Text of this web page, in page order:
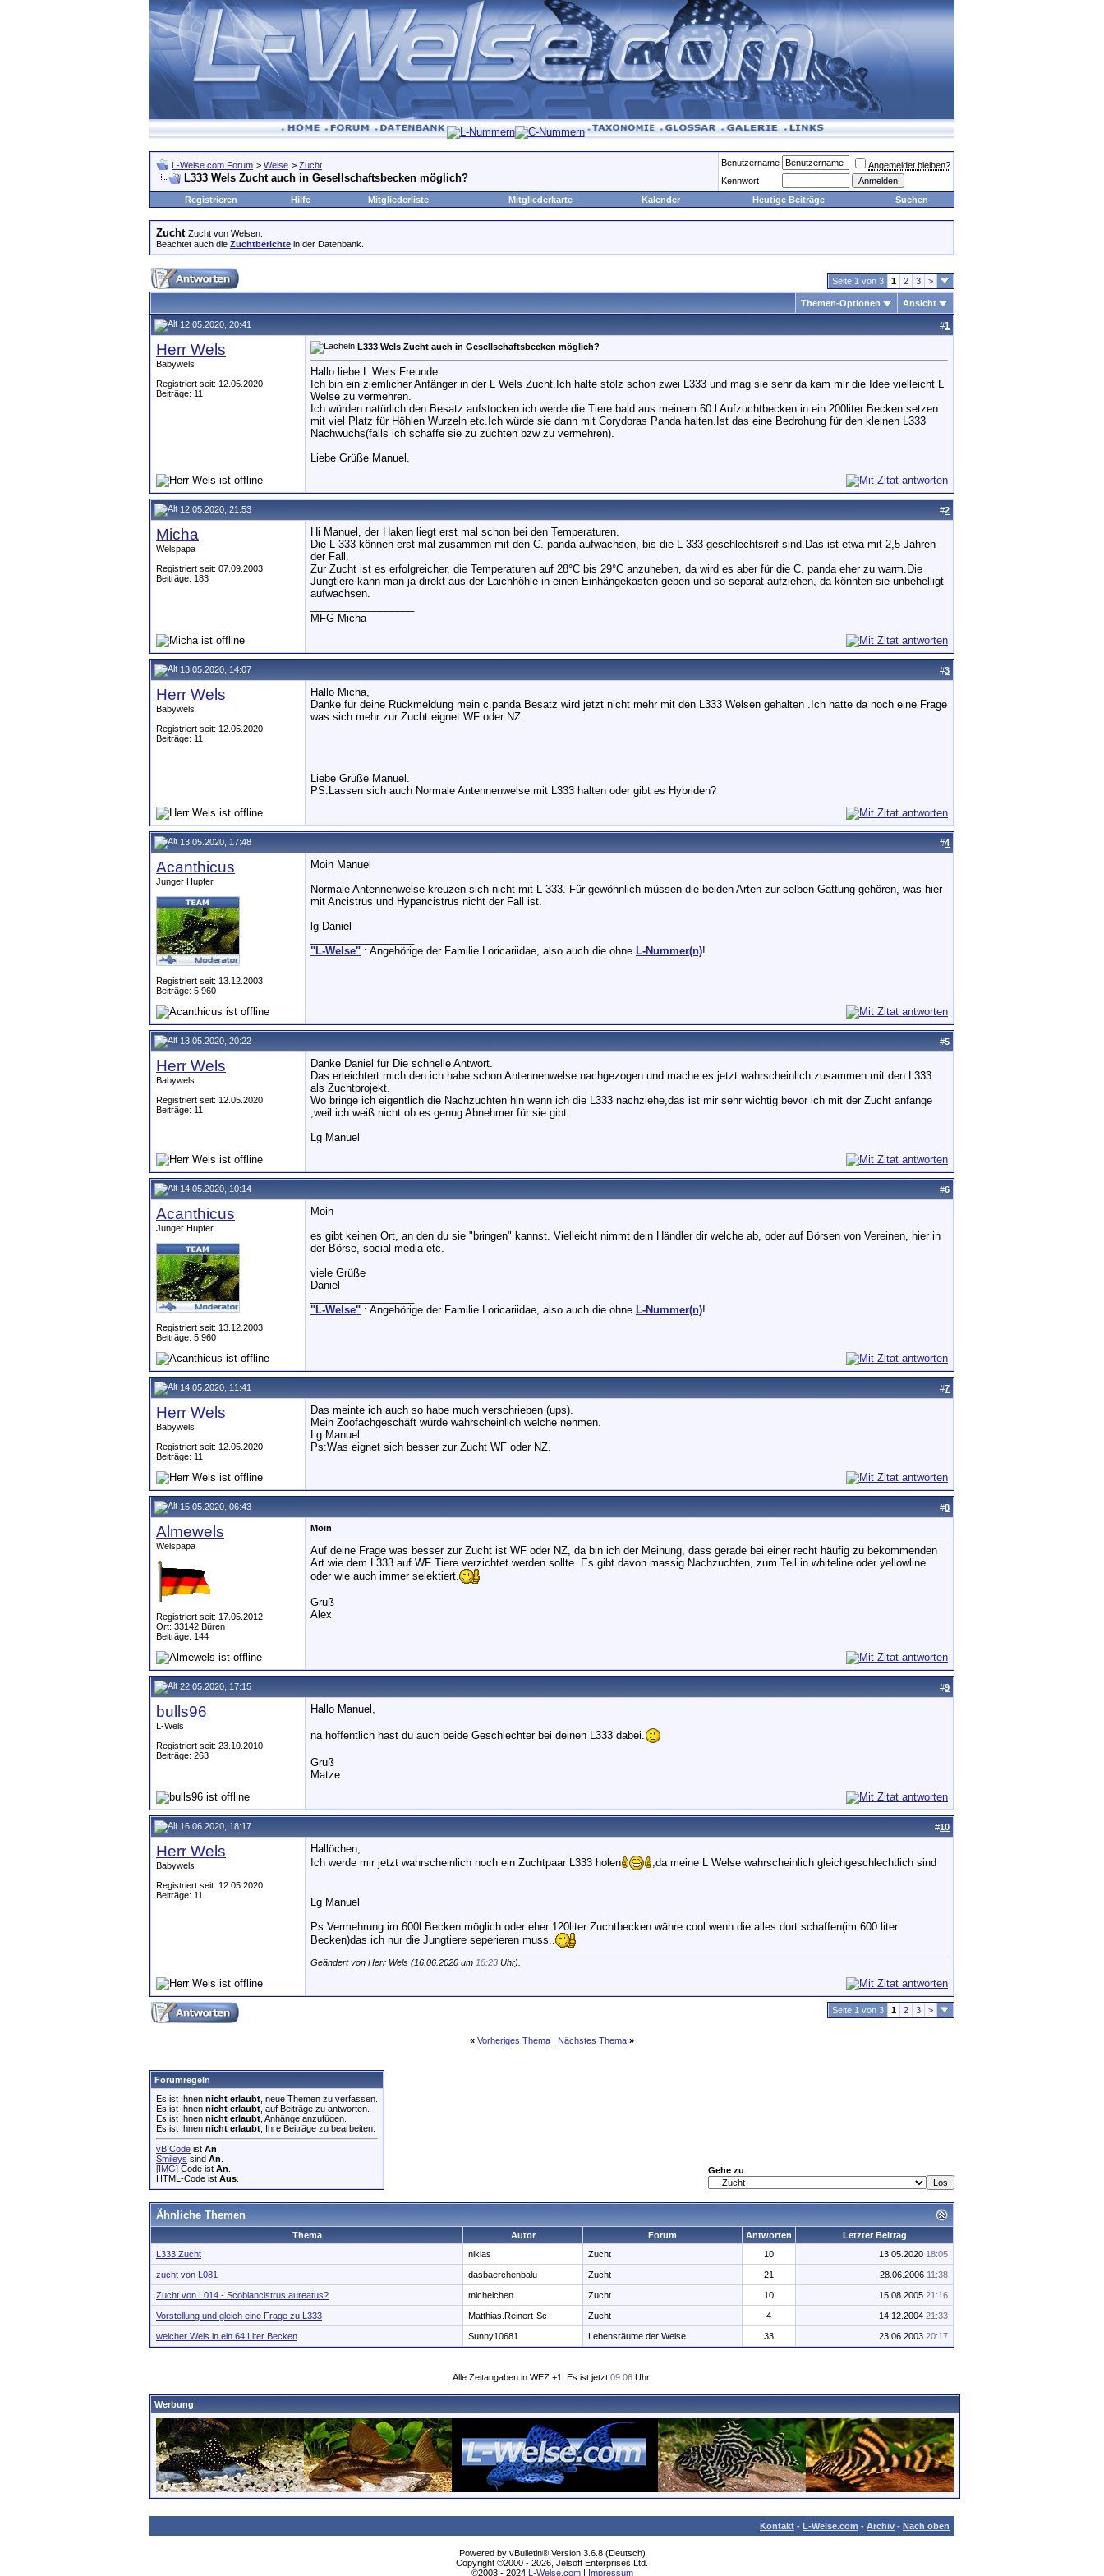
L-Welse.com Forum > Welse > Zucht
L333 Wels Zucht auch in Gesellschaftsbecken möglich?
Benutzername
Angemeldet bleiben?
Kennwort
Registrieren
Hilfe Mitgliederliste Mitgliederkarte Kalender Heutige Beiträge Suchen
Zucht Zucht von Welsen.
Beachtet auch die Zuchtberichte in der Datenbank.
Seite 1 von 3 1 2 3 >
Themen-Optionen Ansicht
12.05.2020, 20:41 #1
Herr Wels
Babywels
Registriert seit: 12.05.2020
Beiträge: 11
L333 Wels Zucht auch in Gesellschaftsbecken möglich?
Hallo liebe L Wels Freunde
Ich bin ein ziemlicher Anfänger in der L Wels Zucht.Ich halte stolz schon zwei L333 und mag sie sehr da kam mir die Idee vielleicht L
Welse zu vermehren.
Ich würden natürlich den Besatz aufstocken ich werde die Tiere bald aus meinem 60 l Aufzuchtbecken in ein 200liter Becken setzen
mit viel Platz für Höhlen Wurzeln etc.Ich würde sie dann mit Corydoras Panda halten.Ist das eine Bedrohung für den kleinen L333
Nachwuchs(falls ich schaffe sie zu züchten bzw zu vermehren).
Liebe Grüße Manuel.
12.05.2020, 21:53 #2
Micha
Welspapa
Registriert seit: 07.09.2003
Beiträge: 183
Hi Manuel, der Haken liegt erst mal schon bei den Temperaturen.
Die L 333 können erst mal zusammen mit den C. panda aufwachsen, bis die L 333 geschlechtsreif sind.Das ist etwa mit 2,5 Jahren
der Fall.
Zur Zucht ist es erfolgreicher, die Temperaturen auf 28°C bis 29°C anzuheben, da wird es aber für die C. panda eher zu warm.Die
Jungtiere kann man ja direkt aus der Laichhöhle in einen Einhängekasten geben und so separat aufziehen, da könnten sie unbehelligt
aufwachsen.
MFG Micha
13.05.2020, 14:07 #3
Herr Wels
Babywels
Registriert seit: 12.05.2020
Beiträge: 11
Hallo Micha,
Danke für deine Rückmeldung mein c.panda Besatz wird jetzt nicht mehr mit den L333 Welsen gehalten .Ich hätte da noch eine Frage
was sich mehr zur Zucht eignet WF oder NZ.
Liebe Grüße Manuel.
PS:Lassen sich auch Normale Antennenwelse mit L333 halten oder gibt es Hybriden?
13.05.2020, 17:48 #4
Acanthicus
Junger Hupfer
Registriert seit: 13.12.2003
Beiträge: 5.960
Moin Manuel
Normale Antennenwelse kreuzen sich nicht mit L 333. Für gewöhnlich müssen die beiden Arten zur selben Gattung gehören, was hier
mit Ancistrus und Hypancistrus nicht der Fall ist.
lg Daniel
"L-Welse" : Angehörige der Familie Loricariidae, also auch die ohne L-Nummer(n)!
13.05.2020, 20:22 #5
Herr Wels
Babywels
Registriert seit: 12.05.2020
Beiträge: 11
Danke Daniel für Die schnelle Antwort.
Das erleichtert mich den ich habe schon Antennenwelse nachgezogen und mache es jetzt wahrscheinlich zusammen mit den L333
als Zuchtprojekt.
Wo bringe ich eigentlich die Nachzuchten hin wenn ich die L333 nachziehe,das ist mir sehr wichtig bevor ich mit der Zucht anfange
,weil ich weiß nicht ob es genug Abnehmer für sie gibt.
Lg Manuel
14.05.2020, 10:14 #6
Acanthicus
Junger Hupfer
Registriert seit: 13.12.2003
Beiträge: 5.960
Moin
es gibt keinen Ort, an den du sie "bringen" kannst. Vielleicht nimmt dein Händler dir welche ab, oder auf Börsen von Vereinen, hier in
der Börse, social media etc.
viele Grüße
Daniel
"L-Welse" : Angehörige der Familie Loricariidae, also auch die ohne L-Nummer(n)!
14.05.2020, 11:41 #7
Herr Wels
Babywels
Registriert seit: 12.05.2020
Beiträge: 11
Das meinte ich auch so habe much verschrieben (ups).
Mein Zoofachgeschäft würde wahrscheinlich welche nehmen.
Lg Manuel
Ps:Was eignet sich besser zur Zucht WF oder NZ.
15.05.2020, 06:43 #8
Almewels
Welspapa
Registriert seit: 17.05.2012
Ort: 33142 Büren
Beiträge: 144
Moin
Auf deine Frage was besser zur Zucht ist WF oder NZ, da bin ich der Meinung, dass gerade bei einer recht häufig zu bekommenden
Art wie dem L333 auf WF Tiere verzichtet werden sollte. Es gibt davon massig Nachzuchten, zum Teil in whiteline oder yellowline
oder wie auch immer selektiert.
Gruß
Alex
22.05.2020, 17:15 #9
bulls96
L-Wels
Registriert seit: 23.10.2010
Beiträge: 263
Hallo Manuel,
na hoffentlich hast du auch beide Geschlechter bei deinen L333 dabei.
Gruß
Matze
16.06.2020, 18:17 #10
Herr Wels
Babywels
Registriert seit: 12.05.2020
Beiträge: 11
Hallöchen,
Ich werde mir jetzt wahrscheinlich noch ein Zuchtpaar L333 holen
,da meine L Welse wahrscheinlich gleichgeschlechtlich sind
Lg Manuel
Ps:Vermehrung im 600l Becken möglich oder eher 120liter Zuchtbecken währe cool wenn die alles dort schaffen(im 600 liter
Becken)das ich nur die Jungtiere seperieren muss..
Geändert von Herr Wels (16.06.2020 um 18:23 Uhr).
Seite 1 von 3 1 2 3 >
« Vorheriges Thema | Nächstes Thema »
Forumregeln
Es ist Ihnen nicht erlaubt , neue Themen zu verfassen.
Es ist Ihnen nicht erlaubt , auf Beiträge zu antworten.
Es ist Ihnen nicht erlaubt , Anhänge anzufügen.
Es ist Ihnen nicht erlaubt , Ihre Beiträge zu bearbeiten.
vB Code ist An
Smileys sind An
[IMG] Code ist An
HTML-Code ist Aus
Gehe zu
Ähnliche Themen
Thema Autor Forum Antworten
Letzter Beitrag
L333 Zucht
niklas Zucht 10 13.05.2020 18:05
zucht von L081 dasbaerchenbalu Zucht 21 28.06.2006 11:38
Zucht von L014 - Scobiancistrus aureatus? michelchen Zucht 10 15.08.2005 21:16
Vorstellung und gleich eine Frage zu L333 Matthias.Reinert-Sc Zucht 4 14.12.2004 21:33
welcher Wels in ein 64 Liter Becken Sunny10681 Lebensräume der Welse 33 23.06.2003 20:17
Alle Zeitangaben in WEZ +1. Es ist jetzt 09:06 Uhr.
Werbung
Kontakt - L-Welse.com - Archiv - Nach oben
Powered by vBulletin® Version 3.6.8 (Deutsch)
Copyright ©2000 - 2026, Jelsoft Enterprises Ltd.
©2003 - 2024 L-Welse.com| Impressum